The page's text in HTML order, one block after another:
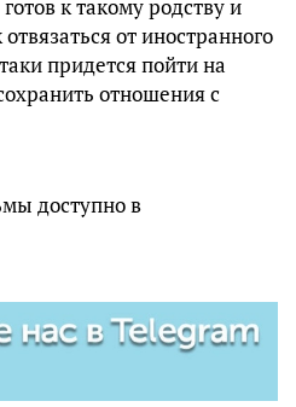
к такому родству и
от иностранного
придется пойти на
отношения с
доступно в